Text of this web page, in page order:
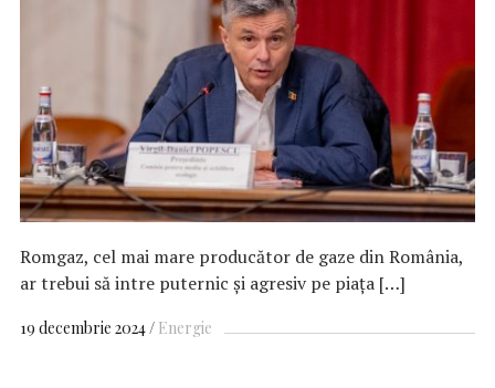
Romgaz, cel mai mare producător de gaze din România,
ar trebui să intre puternic și agresiv pe piața […]
19 decembrie 2024 Energie